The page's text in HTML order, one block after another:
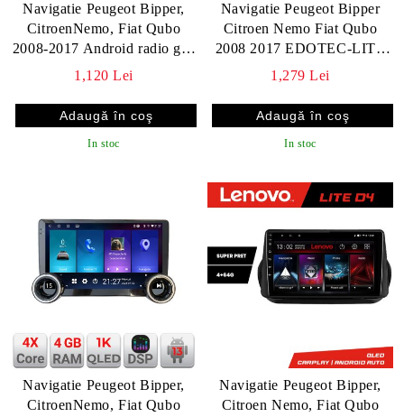
Navigatie Peugeot Bipper,
CitroenNemo, Fiat Qubo
2008-2017 Android radio gps
internet 4+64 InCell Display
RK V1
1,120 Lei
In stoc
Navigatie Peugeot Bipper
Citroen Nemo Fiat Qubo
2008 2017 EDOTEC-LITE
Android radio gps internet
1,279 Lei
In stoc
Navigatie Peugeot Bipper,
CitroenNemo, Fiat Qubo
Navigatie Peugeot Bipper,
Citroen Nemo, Fiat Qubo